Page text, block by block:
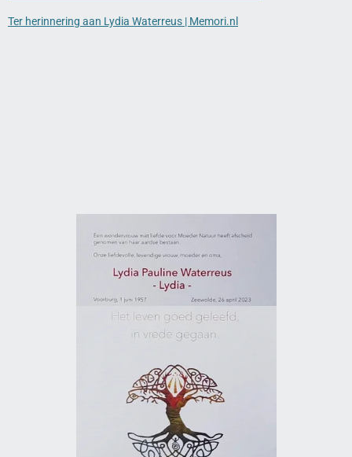
Ter herinnering aan Lydia Waterreus | Memori.nl